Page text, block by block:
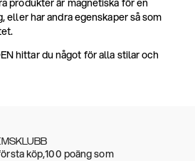
produkter är magnetiska för en
eller har andra egenskaper så som
hittar du något för alla stilar och
köp,100 poäng som